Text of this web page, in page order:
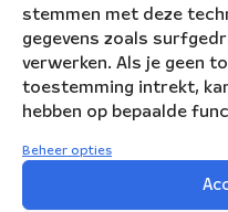
stemmen met deze
gegevens zoals
verwerken. Als je geen
toestemming intrekt,
hebben op bepaalde
Beheer opties
Nederlands
Korte Leidsedwarsstraat